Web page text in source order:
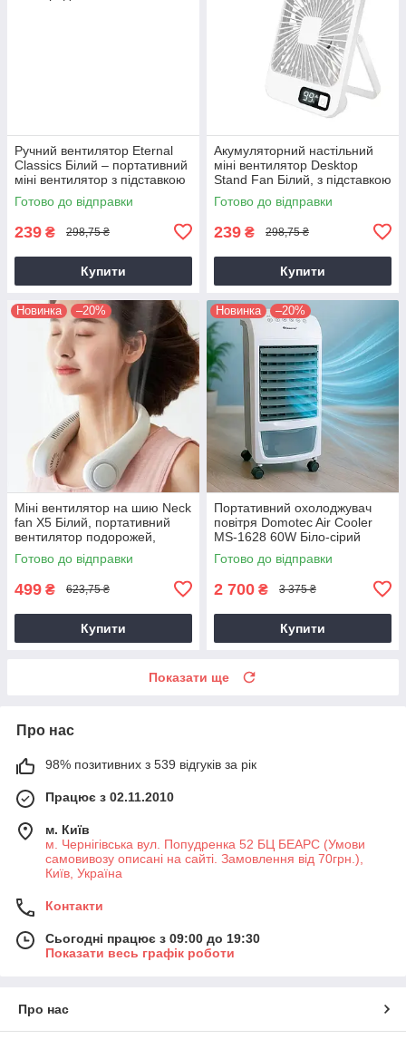
Ручний вентилятор Eternal
Classics Білий – портативний
міні вентилятор з підставкою
та USB зарядкою
Готово до відправки
239 ₴ 298,75 ₴
Купити
Акумуляторний настільний
міні вентилятор Desktop
Stand Fan Білий, з підставкою
та дисплеєм, бездротовий
Готово до відправки
239 ₴ 298,75 ₴
Купити
Новинка –20%
Міні вентилятор на шию Neck
fan X5 Білий, портативний
вентилятор подорожей,
будинку чи офісу
Готово до відправки
499 ₴ 623,75 ₴
Купити
Новинка –20%
Портативний охолоджувач
повітря Domotec Air Cooler
MS-1628 60W Біло-сірий
підлоговий міні кондиціонер
Готово до відправки
2 700 ₴ 3 375 ₴
Купити
Показати ще
Про нас
98% позитивних з 539 відгуків за рік
Працює з 02.11.2010
м. Київ
м. Чернігівська вул. Попудренка 52 БЦ БЕАРС (Умови
самовивозу описані на сайті. Замовлення від 70грн.),
Київ, Україна
Контакти
Сьогодні працює з 09:00 до 19:30
Показати весь графік роботи
Про нас